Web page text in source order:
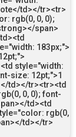
td></tr><tr>
rgb(0, 0, 0);
span>
183px;">
style="width:
size: 12pt;">1
td></tr><tr><td
0, 0); font-
td><td
rgb(0,
td></tr>